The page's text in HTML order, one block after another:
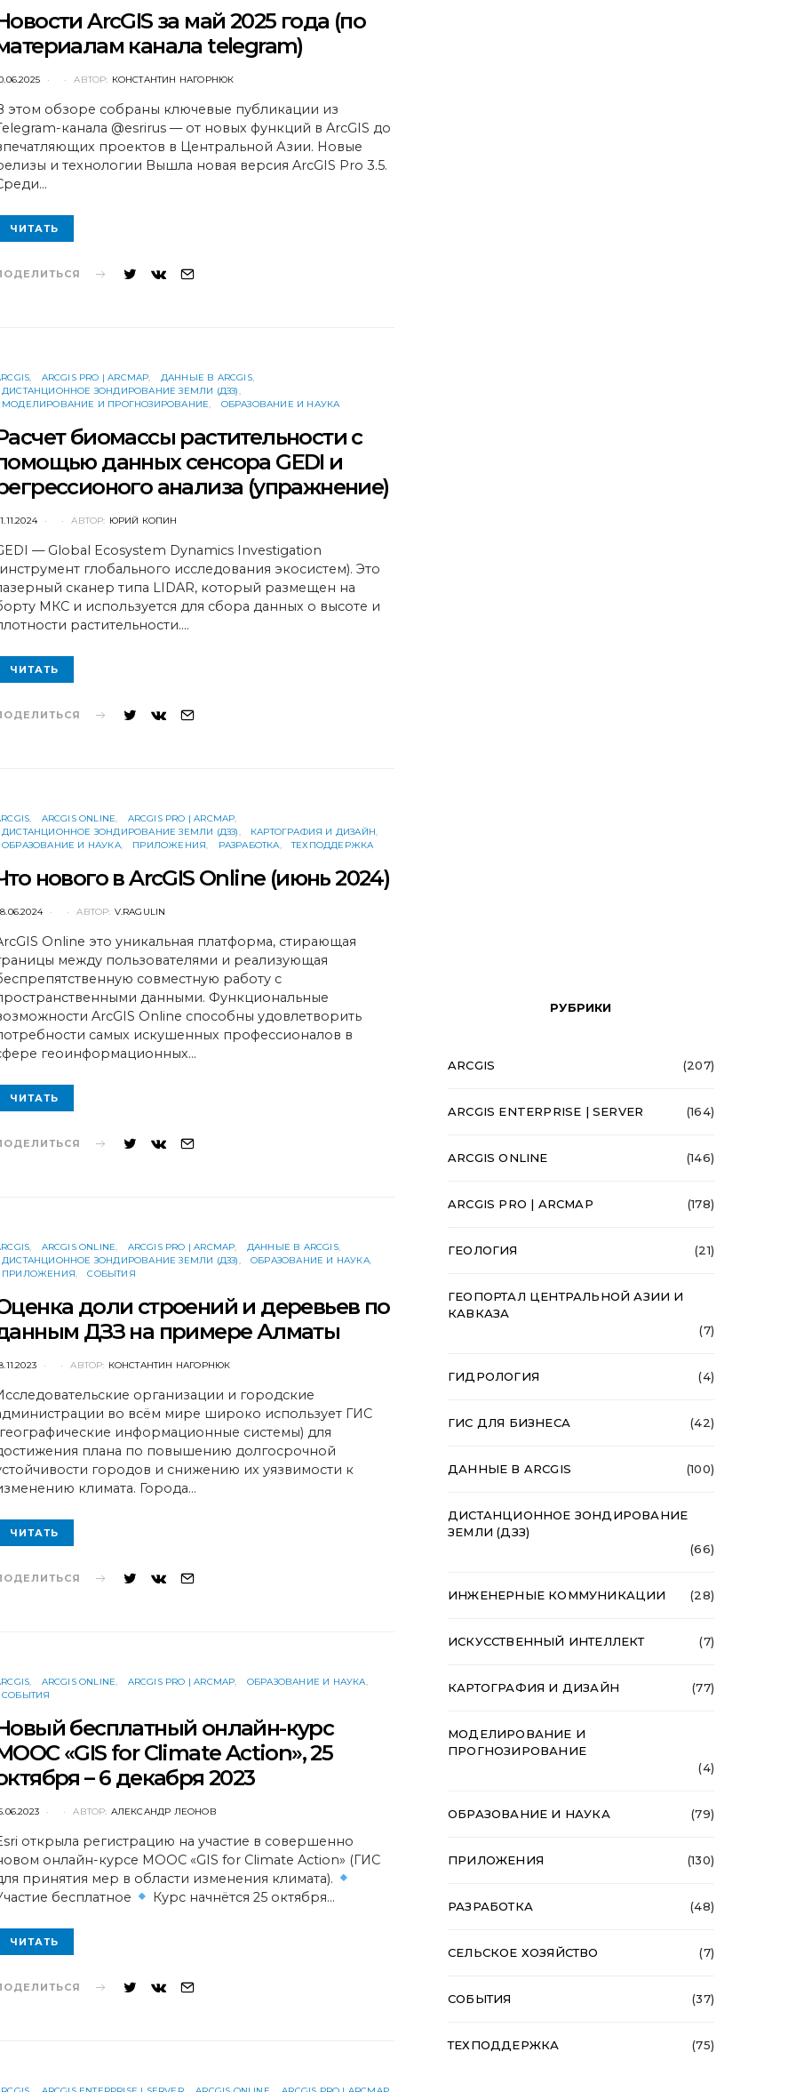
ArcGIS за май 2025 года (по
канала telegram)
АВТОР: КОНСТАНТИН НАГОРНЮК
этом обзоре собраны ключевые публикации из
канала @esrirus — от новых функций в ArcGIS до
проектов в Центральной Азии. Новые
и технологии Вышла новая версия ArcGIS Pro 3.5.
ЧИТАТЬ
ARCGIS PRO | ARCMAP
ДАННЫЕ В ARCGIS
ДИСТАНЦИОННОЕ ЗОНДИРОВАНИЕ ЗЕМЛИ (ДЗЗ)
МОДЕЛИРОВАНИЕ И ПРОГНОЗИРОВАНИЕ
ОБРАЗОВАНИЕ И НАУКА
биомассы растительности с
данных сенсора GEDI и
анализа (упражнение)
АВТОР: ЮРИЙ КОПИН
— Global Ecosystem Dynamics Investigation
глобального исследования экосистем). Это
cканер типа LIDAR, который размещен на
МКС и используется для сбора данных о высоте и
растительности.…
ЧИТАТЬ
ARCGIS ONLINE
ARCGIS PRO | ARCMAP
ДИСТАНЦИОННОЕ ЗОНДИРОВАНИЕ ЗЕМЛИ (ДЗЗ)
КАРТОГРАФИЯ И ДИЗАЙН
ОБРАЗОВАНИЕ И НАУКА
ПРИЛОЖЕНИЯ РАЗРАБОТКА ТЕХПОДДЕРЖКА
нового в ArcGIS Online (июнь 2024)
АВТОР: V.RAGULIN
Online это уникальная платформа, стирающая
между пользователями и реализующая
совместную работу с
данными. Функциональные
ArcGIS Online способны удовлетворить
самых искушенных профессионалов в
геоинформационных…
ЧИТАТЬ
ARCGIS ONLINE ARCGIS PRO | ARCMAP
ДАННЫЕ В ARCGIS
ДИСТАНЦИОННОЕ ЗОНДИРОВАНИЕ ЗЕМЛИ (ДЗЗ)
ОБРАЗОВАНИЕ И НАУКА
ПРИЛОЖЕНИЯ
СОБЫТИЯ
доли строений и деревьев по
ДЗЗ на примере Алматы
АВТОР: КОНСТАНТИН НАГОРНЮК
организации и городские
во всём мире широко использует ГИС
информационные системы) для
плана по повышению долгосрочной
городов и снижению их уязвимости к
климата. Города…
ЧИТАТЬ
ARCGIS ONLINE ARCGIS PRO | ARCMAP
ОБРАЗОВАНИЕ И НАУКА
СОБЫТИЯ
бесплатный онлайн-курс
«GIS for Climate Action», 25
– 6 декабря 2023
АВТОР: АЛЕКСАНДР ЛЕОНОВ
открыла регистрацию на участие в совершенно
онлайн-курсе MOOC «GIS for Climate Action» (ГИС
принятия мер в области изменения климата).
бесплатное
Курс начнётся 25 октября…
ЧИТАТЬ
РУБРИКИ
ARCGIS (207)
ARCGIS ENTERPRISE | SERVER (164)
ARCGIS ONLINE (146)
ARCGIS PRO | ARCMAP (178)
ГЕОЛОГИЯ (21)
ГЕОПОРТАЛ ЦЕНТРАЛЬНОЙ АЗИИ И
КАВКАЗА
(7)
ГИДРОЛОГИЯ (4)
ГИС ДЛЯ БИЗНЕСА (42)
ДАННЫЕ В ARCGIS (100)
ДИСТАНЦИОННОЕ ЗОНДИРОВАНИЕ
ЗЕМЛИ (ДЗЗ)
(66)
ИНЖЕНЕРНЫЕ КОММУНИКАЦИИ (28)
ИСКУССТВЕННЫЙ ИНТЕЛЛЕКТ (7)
КАРТОГРАФИЯ И ДИЗАЙН (77)
МОДЕЛИРОВАНИЕ И
ПРОГНОЗИРОВАНИЕ
(4)
ОБРАЗОВАНИЕ И НАУКА (79)
ПРИЛОЖЕНИЯ (130)
РАЗРАБОТКА (48)
СЕЛЬСКОЕ ХОЗЯЙСТВО (7)
СОБЫТИЯ (37)
ТЕХПОДДЕРЖКА (75)